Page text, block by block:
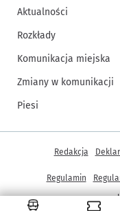
Aktualności
Rozkłady
Komunikacja miejska
Zmiany w komunikacji
Piesi
Inne
Redakcja
Regulamin